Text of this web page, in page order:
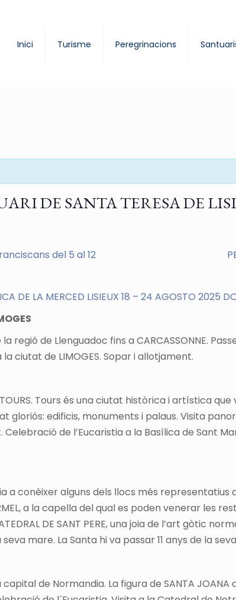
Inici Turisme Peregrinacions
DE SANTA TERESA DE
del 5 al 12
DE LA MERCED LISIEUX 18 – 24 AGOSTO 2025
regió de Llenguadoc fins a CARCASSONNE.
ciutat de LIMOGES. Sopar i allotjament.
Tours és una ciutat històrica i artística
gloriós: edificis, monuments i palaus. Visita
de l’Eucaristia a la Basílica de Sant
a conèixer alguns dels llocs més representatius
a la capella del qual es poden venerar les
DE SANT PERE, una joia de l’art gòtic
mare. La Santa hi va passar 11 anys de la
capital de Normandia. La figura de SANTA